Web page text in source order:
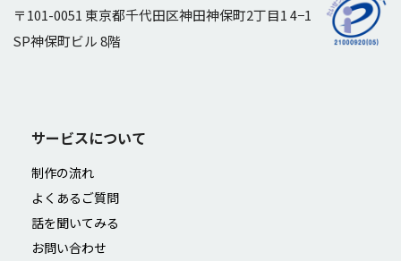
〒101-0051 東京都千代田区神田神保町2丁目1 4−1
SP神保町ビル 8階
サービスについて
制作の流れ
よくあるご質問
話を聞いてみる
お問い合わせ